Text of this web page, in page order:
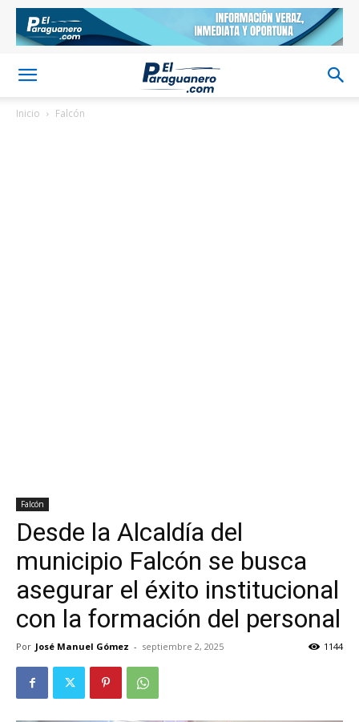
Inicio Falcón
Falcón
Desde la Alcaldía del
municipio Falcón se busca
asegurar el éxito institucional
con la formación del personal
Por José Manuel Gómez - septiembre 2, 2025 1144